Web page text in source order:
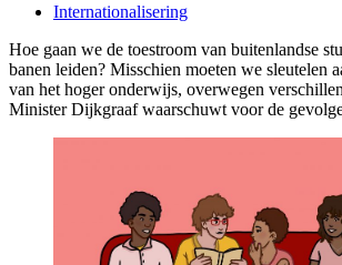
Internationalisering
Hoe gaan we de toestroom van buitenlandse
banen leiden? Misschien moeten we sleutelen
van het hoger onderwijs, overwegen
Minister Dijkgraaf waarschuwt voor de